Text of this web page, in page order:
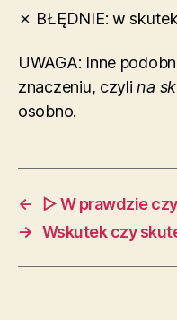
✗ BŁĘDNIE: w skutek
UWAGA: Inne
znaczeniu, czylina
osobno.
←
▷ W prawdzie
→ Wskutek czy